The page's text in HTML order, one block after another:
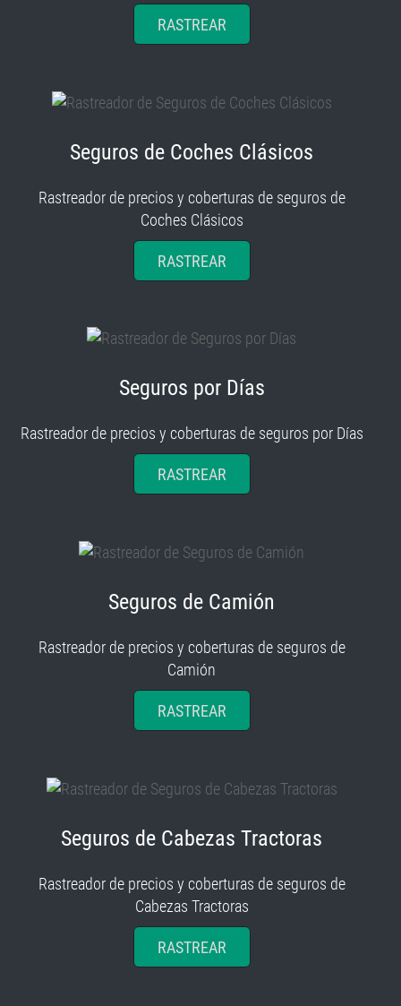
RASTREAR
Seguros de Coches Clásicos
Rastreador de precios y coberturas de seguros de
Coches Clásicos
RASTREAR
Seguros por Días
Rastreador de precios y coberturas de seguros por Días
RASTREAR
Seguros de Camión
Rastreador de precios y coberturas de seguros de
Camión
RASTREAR
Seguros de Cabezas Tractoras
Rastreador de precios y coberturas de seguros de
Cabezas Tractoras
RASTREAR